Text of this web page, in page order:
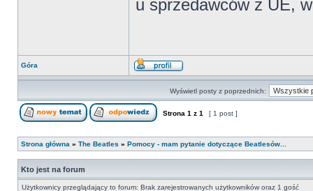
u sprzedawców z UE,
Góra
Wyświetl posty z poprzednich:
Strona 1 z 1 [ 1 post ]
Strona główna » The Beatles » Pomocy - mam pytanie dotyczące Beatlesów...
Kto jest na forum
Użytkownicy przeglądający to forum: Brak zarejestrowanych użytkowników oraz 1 gość